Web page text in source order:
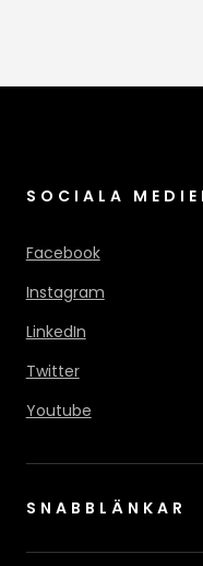
SOCIALA
Facebook
Instagram
LinkedIn
Twitter
Youtube
SNABBLÄNKAR